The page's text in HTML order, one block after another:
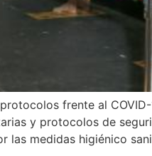
frente al
y protocolos de
las medidas higiénico